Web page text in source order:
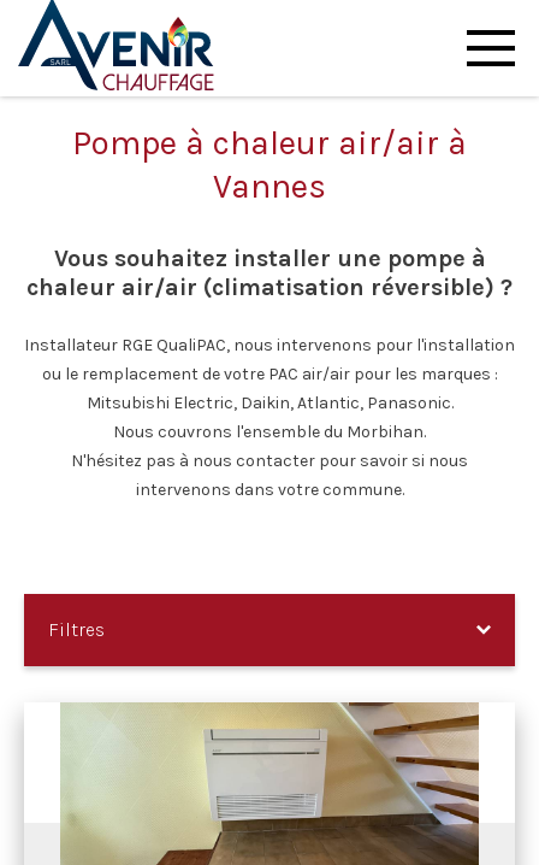
Pompe à chaleur air/air à
Vannes
Vous souhaitez installer une pompe à
chaleur air/air (climatisation réversible) ?
Installateur RGE QualiPAC, nous intervenons pour l'installation
ou le remplacement de votre PAC air/air pour les marques :
Mitsubishi Electric, Daikin, Atlantic, Panasonic.
Nous couvrons l'ensemble du Morbihan.
N'hésitez pas à nous contacter pour savoir si nous
intervenons dans votre commune.
Filtres